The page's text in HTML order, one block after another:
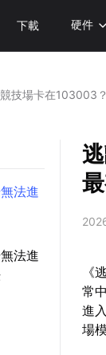
下載 硬件
技場卡在103003
法進
法進
《
常
進
場